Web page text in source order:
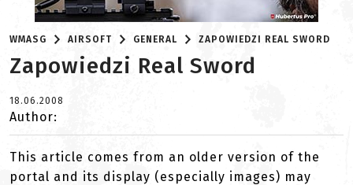
WMASG AIRSOFT GENERAL ZAPOWIEDZI REAL SWORD
Zapowiedzi Real Sword
18.06.2008
Author:
This article comes from an older version of the
portal and its display (especially images) may